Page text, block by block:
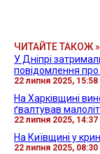
ЧИТАЙТЕ ТАКОЖ »
У Дніпрі
повідомлення про
22 липня 2025, 15:58
На Харківщині
ґвалтував
22 липня 2025, 14:37
На Київщині у
22 липня 2025, 08:30